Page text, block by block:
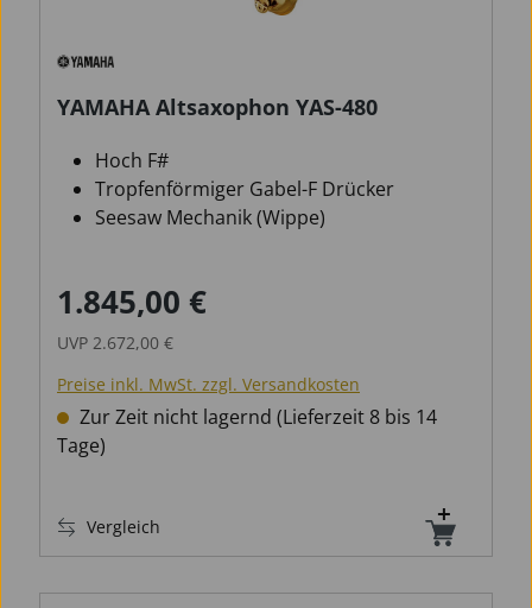
YAMAHA Altsaxophon YAS-480
Hoch F#
Tropfenförmiger Gabel-F Drücker
Seesaw Mechanik (Wippe)
Verkaufspreis:
1.845,00 €
UVP 2.672,00 €
Preise inkl. MwSt. zzgl. Versandkosten
Zur Zeit nicht lagernd (Lieferzeit 8 bis 14
Tage)
Vergleich